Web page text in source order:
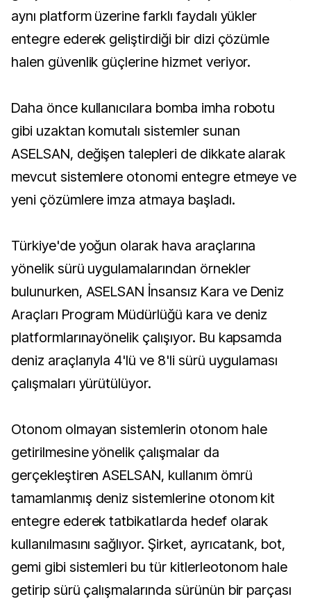
aynı platform üzerine farklı faydalı yükler
entegre ederek geliştirdiği bir dizi çözümle
halen güvenlik güçlerine hizmet veriyor.
Daha önce kullanıcılara bomba imha robotu
gibi uzaktan komutalı sistemler sunan
ASELSAN, değişen talepleri de dikkate alarak
mevcut sistemlere otonomi entegre etmeye ve
yeni çözümlere imza atmaya başladı.
Türkiye'de yoğun olarak hava araçlarına
yönelik sürü uygulamalarından örnekler
bulunurken, ASELSAN İnsansız Kara ve Deniz
Araçları Program Müdürlüğü kara ve deniz
platformlarınayönelik çalışıyor. Bu kapsamda
deniz araçlarıyla 4'lü ve 8'li sürü uygulaması
çalışmaları yürütülüyor.
Otonom olmayan sistemlerin otonom hale
getirilmesine yönelik çalışmalar da
gerçekleştiren ASELSAN, kullanım ömrü
tamamlanmış deniz sistemlerine otonom kit
entegre ederek tatbikatlarda hedef olarak
kullanılmasını sağlıyor. Şirket, ayrıcatank, bot,
gemi gibi sistemleri bu tür kitlerleotonom hale
getirip sürü çalışmalarında sürünün bir parçası